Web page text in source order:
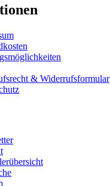
& Widerrufsformular